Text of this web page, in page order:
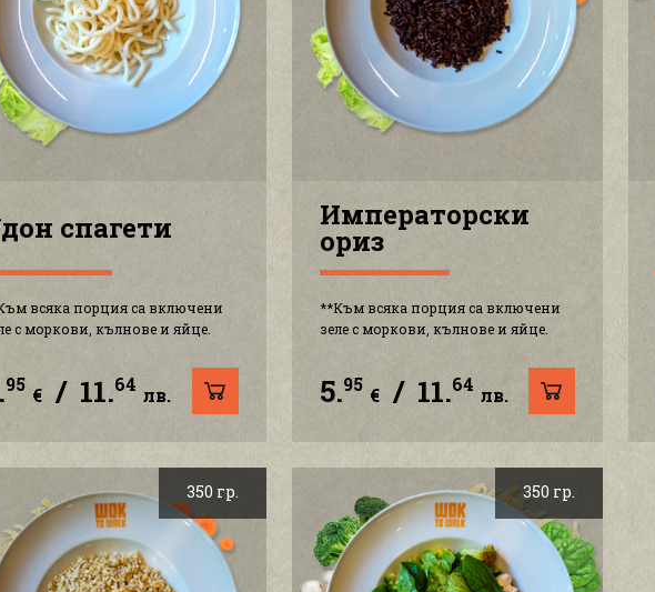
спагети
всяка порция са включени
с моркови, кълнове и яйце.
95 € / 11.64 лв.
Императорски
ориз
**Към всяка порция са включени
зеле с моркови, кълнове и яйце.
5.95 € / 11.64 лв.
350 гр. 350 гр.